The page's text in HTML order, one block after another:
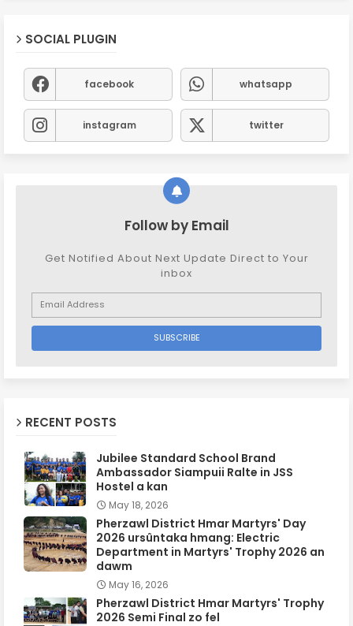
SOCIAL PLUGIN
facebook whatsapp
instagram twitter
Follow by Email
Get Notified About Next Update Direct to Your
inbox
RECENT POSTS
Jubilee Standard School Brand
Ambassador Siampuii Ralte in JSS
Hostel a kan
May 18, 2026
Pherzawl District Hmar Martyrs' Day
2026 ursûntaka hmang: Electric
Department in Martyrs' Trophy 2026 an
dawm
May 16, 2026
Pherzawl District Hmar Martyrs' Trophy
2026 Semi Final zo fel